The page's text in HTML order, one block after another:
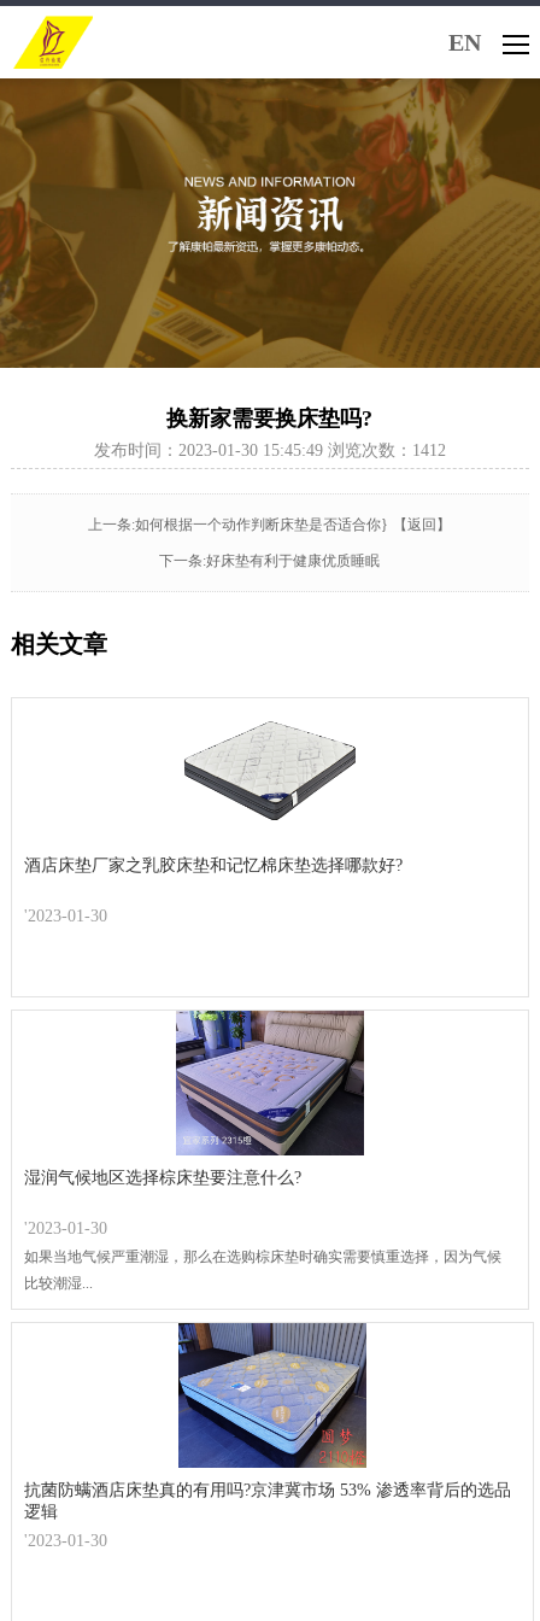
EN
换新家需要换床垫吗?
发布时间：2023-01-30 15:45:49 浏览次数：1412
上一条:如何根据一个动作判断床垫是否适合你} 【返回】
下一条:好床垫有利于健康优质睡眠
相关文章
酒店床垫厂家之乳胶床垫和记忆棉床垫选择哪款好?
'2023-01-30
湿润气候地区选择棕床垫要注意什么?
'2023-01-30
如果当地气候严重潮湿，那么在选购棕床垫时确实需要慎重选择，因为气候
比较潮湿...
抗菌防螨酒店床垫真的有用吗?京津冀市场 53% 渗透率背后的选品
逻辑​
'2023-01-30